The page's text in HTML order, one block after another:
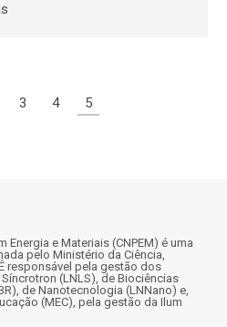
3 4 5
Energia e Materiais (CNPEM) é uma
pelo Ministério da Ciência,
responsável pela gestão dos
(LNLS), de Biociências
de Nanotecnologia (LNNano) e,
(MEC), pela gestão da Ilum